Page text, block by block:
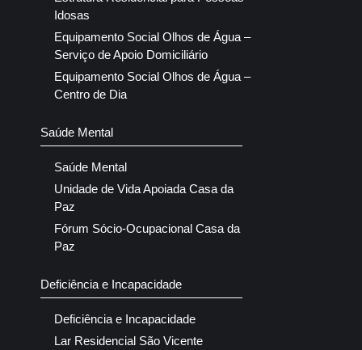
Idosas
Equipamento Social Olhos de Água –
Serviço de Apoio Domiciliário
Equipamento Social Olhos de Água –
Centro de Dia
Saúde Mental
Saúde Mental
Unidade de Vida Apoiada Casa da
Paz
Fórum Sócio-Ocupacional Casa da
Paz
Deficiência e Incapacidade
Deficiência e Incapacidade
Lar Residencial São Vicente